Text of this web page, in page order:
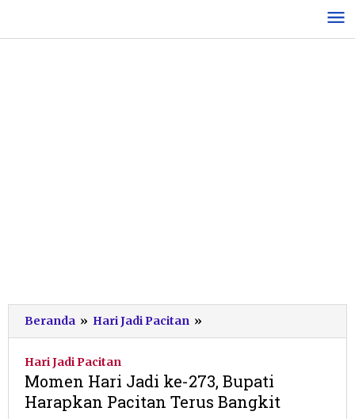
konten
Beranda » Hari Jadi Pacitan »
Hari
273,
Bupati
Hari Jadi Pacitan
Momen Hari Jadi ke-273, Bupati
Harapkan Pacitan Terus Bangkit